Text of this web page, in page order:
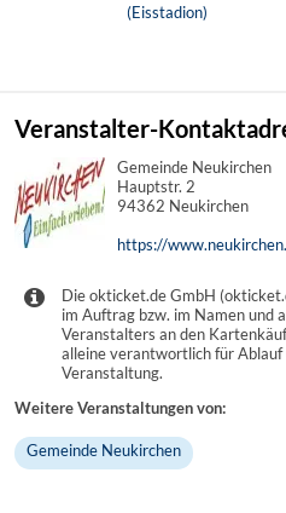
(Eisstadion)
Veranstalter-
Gemeinde Neukirchen
Hauptstr. 2
94362 Neukirchen
https://
Die okticket.de GmbH
im Auftrag bzw. im Namen und
Veranstalters an den
alleine verantwortlich für
Veranstaltung.
Weitere Veranstaltungen von:
Gemeinde Neukirchen